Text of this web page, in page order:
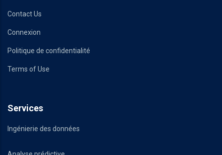
Contact Us
Connexion
Politique de confidentialité
Terms of Use
Services
Ingénierie des données